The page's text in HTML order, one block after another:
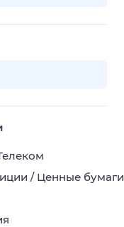
/ Ценные бумаги